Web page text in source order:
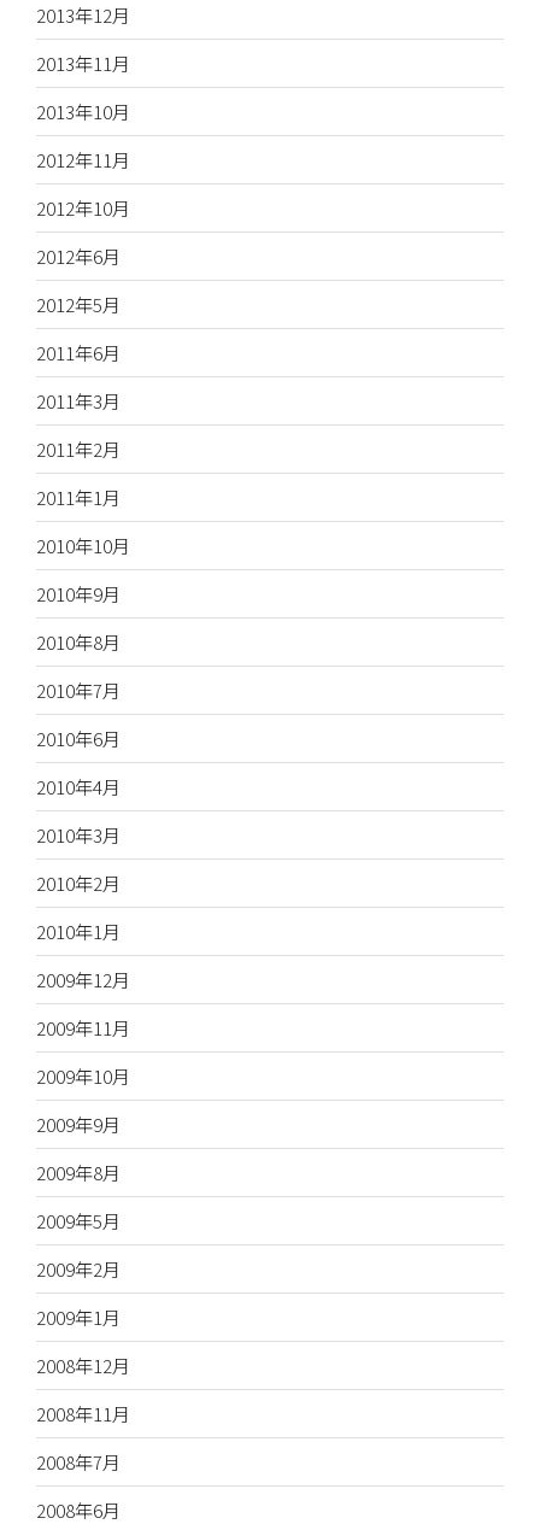
2013年12月
2013年11月
2013年10月
2012年11月
2012年10月
2012年6月
2012年5月
2011年6月
2011年3月
2011年2月
2011年1月
2010年10月
2010年9月
2010年8月
2010年7月
2010年6月
2010年4月
2010年3月
2010年2月
2010年1月
2009年12月
2009年11月
2009年10月
2009年9月
2009年8月
2009年5月
2009年2月
2009年1月
2008年12月
2008年11月
2008年7月
2008年6月